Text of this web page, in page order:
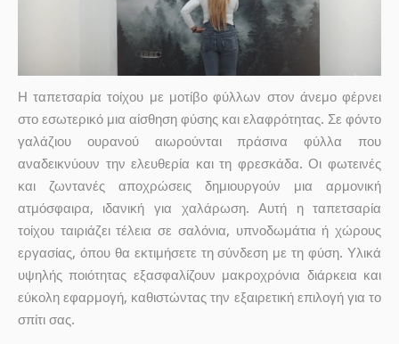
Η ταπετσαρία τοίχου με μοτίβο φύλλων στον άνεμο φέρνει
στο εσωτερικό μια αίσθηση φύσης και ελαφρότητας. Σε φόντο
γαλάζιου ουρανού αιωρούνται πράσινα φύλλα που
αναδεικνύουν την ελευθερία και τη φρεσκάδα. Οι φωτεινές
και ζωντανές αποχρώσεις δημιουργούν μια αρμονική
ατμόσφαιρα, ιδανική για χαλάρωση. Αυτή η ταπετσαρία
τοίχου ταιριάζει τέλεια σε σαλόνια, υπνοδωμάτια ή χώρους
εργασίας, όπου θα εκτιμήσετε τη σύνδεση με τη φύση. Υλικά
υψηλής ποιότητας εξασφαλίζουν μακροχρόνια διάρκεια και
εύκολη εφαρμογή, καθιστώντας την εξαιρετική επιλογή για το
σπίτι σας.